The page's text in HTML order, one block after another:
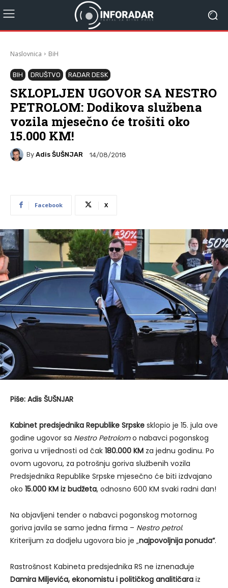
Naslovnica BiH
BIH DRUŠTVO RADAR DESK
SKLOPLJEN UGOVOR SA NESTRO
PETROLOM: Dodikova službena
vozila mjesečno će trošiti oko
15.000 KM!
By Adis ŠUŠNJAR 14/08/2018
Facebook X
Piše: Adis ŠUŠNJAR
Kabinet predsjednika Republike Srpske sklopio je 15. jula ove
godine ugovor sa Nestro Petrolomo nabavci pogonskog
goriva u vrijednosti od čak 180.000 KM za jednu godinu. Po
ovom ugovoru, za potrošnju goriva službenih vozila
Predsjednika Republike Srpske mjesečno će biti izdvajano
oko 15.000 KM iz budžeta, odnosno 600 KM svaki radni dan!
Na objavljeni tender o nabavci pogonskog motornog
goriva javila se samo jedna firma – Nestro petrol.
Kriterijum za dodjelu ugovora bio je „najpovoljnija ponuda“.
Rastrošnost Kabineta predsjednika RS ne iznenađuje
Damira Miljevića, ekonomistu i političkog analitičara iz